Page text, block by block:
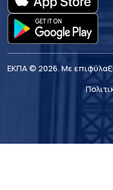
ΕΚΠΑ © 2026. Με